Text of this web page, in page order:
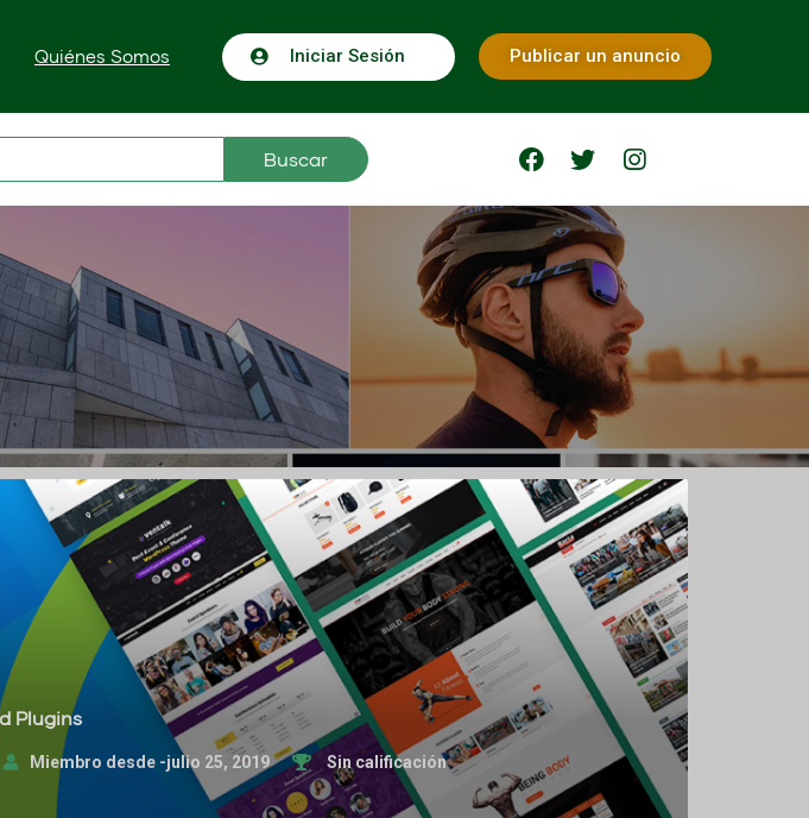
Quiénes Somos Iniciar Sesión Publicar un anuncio
Buscar
Plugins
Miembro desde -julio 25, 2019 Sin calificación